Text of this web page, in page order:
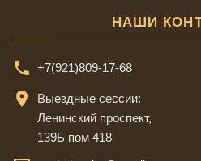
НАШИ
+7(921)809-17-68
Выездные сессии:
Ленинский проспект,
139Б пом 418